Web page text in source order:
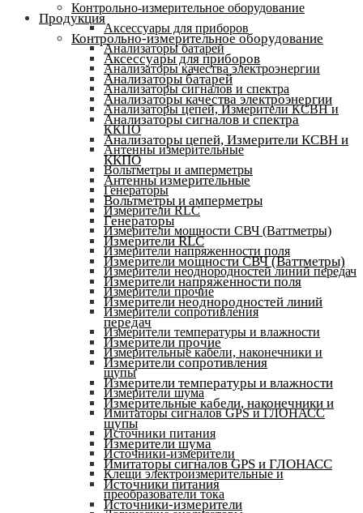
Контрольно-измерительное оборудование
Аксессуары для приборов
Анализаторы батарей
Анализаторы качества электроэнергии
Анализаторы сигналов и спектра
Анализаторы цепей, Измерители КСВН и
ККПО
Антенны измерительные
Вольтметры и амперметры
Генераторы
Измерители RLC
Измерители мощности СВЧ (Ваттметры)
Измерители напряженности поля
Измерители неоднородностей линий передач
Измерители прочие
Измерители сопротивления
Измерители температуры и влажности
Измерительные кабели, наконечники и
щупы
Измерители шума
Имитаторы сигналов GPS и ГЛОНАСС
Источники питания
Источники-измерители
Клещи электроизмерительные и
преобразователи тока
Продукция
Контрольно-измерительное оборудование
Аксессуары для приборов
Анализаторы батарей
Анализаторы качества электроэнергии
Анализаторы сигналов и спектра
Анализаторы цепей, Измерители КСВН и
ККПО
Антенны измерительные
Вольтметры и амперметры
Генераторы
Измерители RLC
Измерители мощности СВЧ (Ваттметры)
Измерители напряженности поля
Измерители неоднородностей линий
передач
Измерители прочие
Измерители сопротивления
Измерители температуры и влажности
Измерительные кабели, наконечники и
щупы
Измерители шума
Имитаторы сигналов GPS и ГЛОНАСС
Источники питания
Источники-измерители